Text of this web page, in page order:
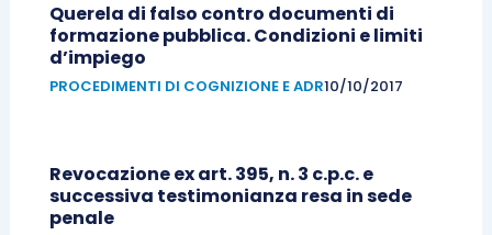
Querela di falso contro documenti di
formazione pubblica. Condizioni e limiti
d’impiego
PROCEDIMENTI DI COGNIZIONE E ADR10/10/2017
Revocazione ex art. 395, n. 3 c.p.c. e
successiva testimonianza resa in sede
penale